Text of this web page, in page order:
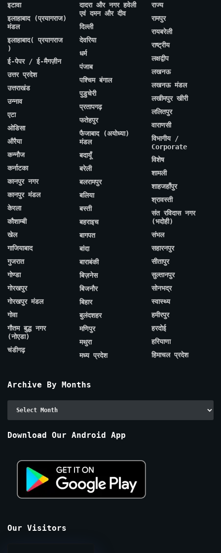
इटावा
इलाहाबाद (प्रयागराज)
मंडल
इलाहाबाद( प्रयागराज
)
ई-पेपर / ई-मैगज़ीन
उत्तर प्रदेश
उत्तराखंड
उन्नाव
एटा
ओडिसा
औरैया
कन्नौज
कर्नाटका
कानपुर नगर
कानपुर मंडल
केरला
कौशाम्बी
खेल
गाजियाबाद
गुजरात
गोण्डा
गोरखपुर
गोरखपुर मंडल
गोवा
गौतम बुद्ध नगर
(नोएडा)
चंडीगढ़
दादरा और नगर हवेली
एवं दमन और दीव
दिल्ली
देवरिया
धर्म
पंजाब
पश्चिम बंगाल
पुडुचेरी
प्रतापगढ़
फतेहपुर
फैजाबाद (अयोध्या)
मंडल
बदायूँ
बरेली
बलरामपुर
बलिया
बस्ती
बहराइच
बागपत
बांदा
बाराबंकी
बिज़नेस
बिजनौर
बिहार
बुलंदशहर
मणिपुर
मथुरा
मध्य प्रदेश
राज्य
रामपुर
रायबरेली
राष्ट्रीय
लक्षद्वीप
लखनऊ
लखनऊ मंडल
लखीमपुर खीरी
ललितपुर
वाराणसी
विभागीय /
Corporate
विशेष
शामली
शाहजहाँपुर
श्रावस्ती
संत रविदास नगर
(भदोही)
संभल
सहारनपुर
सीतापुर
सुल्तानपुर
सोनभद्र
स्वास्थ्य
हमीरपुर
हरदोई
हरियाणा
हिमाचल प्रदेश
Archive By Months
Download Our Android App
Our Visitors